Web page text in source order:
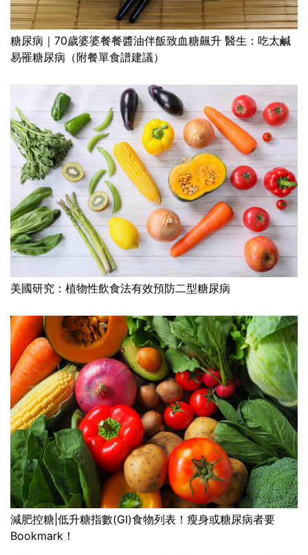
糖尿病｜70歲婆婆餐餐醬油伴飯致血糖飆升 醫生：吃太鹹
易罹糖尿病（附餐單食譜建議）
美國研究：植物性飲食法有效預防二型糖尿病
減肥控糖|低升糖指數(GI)食物列表！瘦身或糖尿病者要
Bookmark！